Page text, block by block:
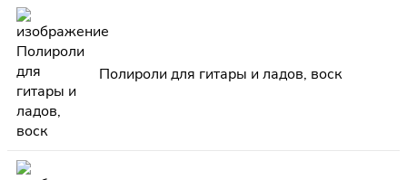
Полироли для гитары и ладов, воск